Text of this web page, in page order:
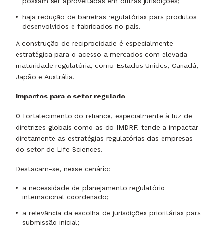
haja redução de barreiras regulatórias para produtos
desenvolvidos e fabricados no país.
A construção de reciprocidade é especialmente
estratégica para o acesso a mercados com elevada
maturidade regulatória, como Estados Unidos, Canadá,
Japão e Austrália.
Impactos para o setor regulado
O fortalecimento do reliance, especialmente à luz de
diretrizes globais como as do IMDRF, tende a impactar
diretamente as estratégias regulatórias das empresas
do setor de Life Sciences.
Destacam-se, nesse cenário:
a necessidade de planejamento regulatório
internacional coordenado;
a relevância da escolha de jurisdições prioritárias para
submissão inicial;